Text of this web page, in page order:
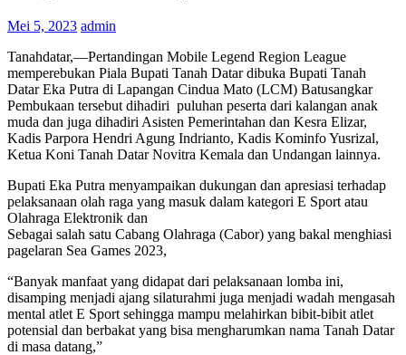
Mei 5, 2023 admin
Tanahdatar,—Pertandingan Mobile Legend Region League
memperebukan Piala Bupati Tanah Datar dibuka Bupati Tanah
Datar Eka Putra di Lapangan Cindua Mato (LCM) Batusangkar
Pembukaan tersebut dihadiri puluhan peserta dari kalangan anak
muda dan juga dihadiri Asisten Pemerintahan dan Kesra Elizar,
Kadis Parpora Hendri Agung Indrianto, Kadis Kominfo Yusrizal,
Ketua Koni Tanah Datar Novitra Kemala dan Undangan lainnya.
Bupati Eka Putra menyampaikan dukungan dan apresiasi terhadap
pelaksanaan olah raga yang masuk dalam kategori E Sport atau
Olahraga Elektronik dan
Sebagai salah satu Cabang Olahraga (Cabor) yang bakal menghiasi
pagelaran Sea Games 2023,
“Banyak manfaat yang didapat dari pelaksanaan lomba ini,
disamping menjadi ajang silaturahmi juga menjadi wadah mengasah
mental atlet E Sport sehingga mampu melahirkan bibit-bibit atlet
potensial dan berbakat yang bisa mengharumkan nama Tanah Datar
di masa datang,”